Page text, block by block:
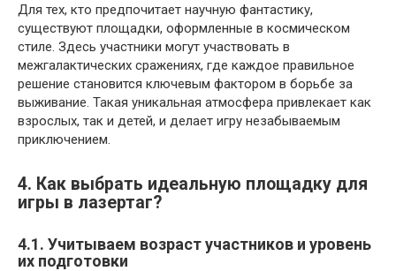
Для тех, кто предпочитает научную фантастику,
существуют площадки, оформленные в космическом
стиле. Здесь участники могут участвовать в
межгалактических сражениях, где каждое правильное
решение становится ключевым фактором в борьбе за
выживание. Такая уникальная атмосфера привлекает как
взрослых, так и детей, и делает игру незабываемым
приключением.
4. Как выбрать идеальную площадку для
игры в лазертаг?
4.1. Учитываем возраст участников и уровень
их подготовки